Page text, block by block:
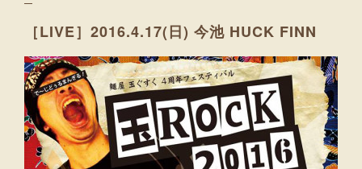
［LIVE］2016.4.17(日) 今池 HUCK FINN